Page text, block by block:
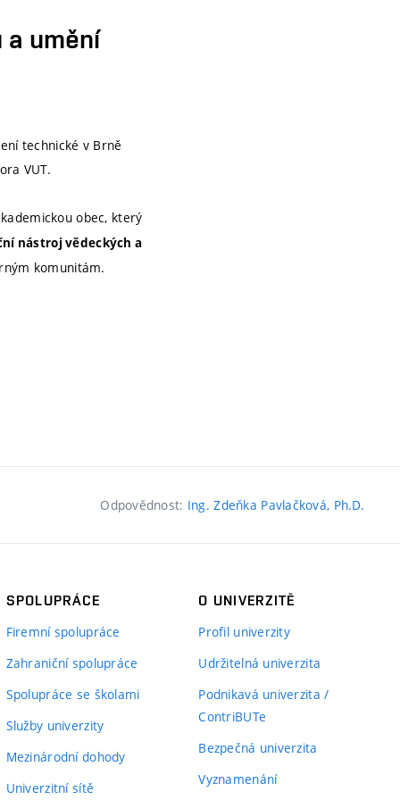
a umění
technické v Brně
VUT.
obec, který
nástroj vědeckých a
komunitám.
s vysokou
s licencí, založený spin-
na vědeckou
Odpovědnost: Ing. Zdeňka Pavlačková, Ph.D.
SPOLUPRÁCE
Firemní spolupráce
Zahraniční spolupráce
Spolupráce se školami
Služby univerzity
Mezinárodní dohody
Univerzitní sítě
O UNIVERZITĚ
Profil univerzity
Udržitelná univerzita
Podnikavá univerzita /
ContriBUTe
Bezpečná univerzita
Vyznamenání